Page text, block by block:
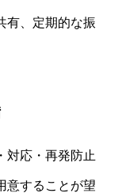
有、定期的な振
対応・再発防止
意することが望